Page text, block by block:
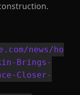
news/ho
Brings-
Closer-